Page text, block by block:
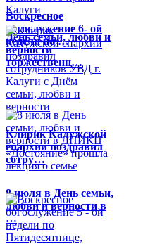
Воскресное
богослужение 6- ой
недели по …
День семьи, любви и
верности
торжественн…
Клирик Калужской
епархии поздравил
сотру…
8 июля в День семьи,
любви и верности в
…